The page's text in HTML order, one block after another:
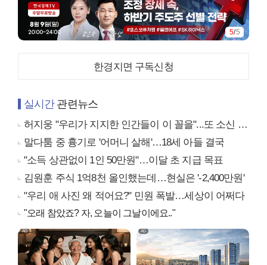
5/5
한경지면 구독신청
실시간관련뉴스
허지웅 "우리가 지지한 인간들이 이 꼴을"...또 소신 발언
말다툼 중 흉기로 '어머니 살해'…18세 아들 결국
"소득 상관없이 1인 50만원"…이달 초 지급 목표
김원훈 주식 1억8천 올인했는데…현실은 '-2,400만원'
"우리 애 사진 왜 적어요?" 민원 폭발…세상이 어쩌다
"오래 참았죠? 자, 오늘이 그날이에요.."